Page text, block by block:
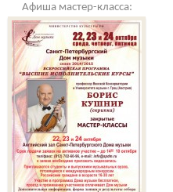
Афиша мастер-класса: